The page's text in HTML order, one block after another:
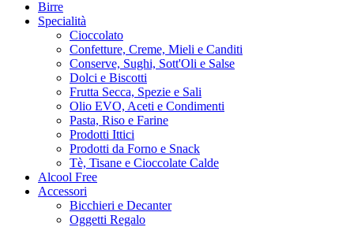
Birre
Specialità
Cioccolato
Confetture, Creme, Mieli e Canditi
Conserve, Sughi, Sott'Oli e Salse
Dolci e Biscotti
Frutta Secca, Spezie e Sali
Olio EVO, Aceti e Condimenti
Pasta, Riso e Farine
Prodotti Ittici
Prodotti da Forno e Snack
Tè, Tisane e Cioccolate Calde
Alcool Free
Accessori
Bicchieri e Decanter
Oggetti Regalo